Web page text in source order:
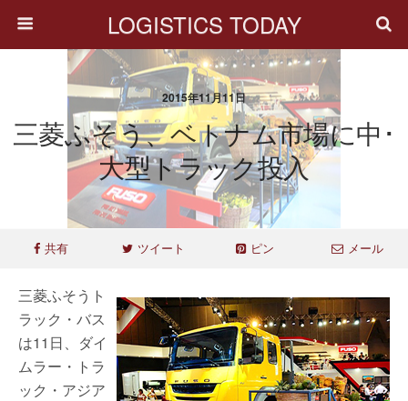
LOGISTICS TODAY
2015年11月11日
三菱ふそう、ベトナム市場に中･
大型トラック投入
共有 ツイート ピン メール
三菱ふそうト
ラック・バス
は11日、ダイ
ムラー・トラ
ック・アジア